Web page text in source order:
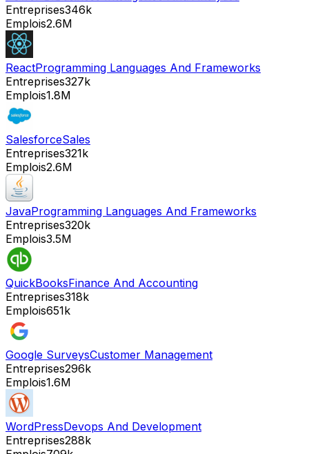
Entreprises346k
Emplois2.6M
ReactProgramming Languages And Frameworks
Entreprises327k
Emplois1.8M
SalesforceSales
Entreprises321k
Emplois2.6M
JavaProgramming Languages And Frameworks
Entreprises320k
Emplois3.5M
QuickBooksFinance And Accounting
Entreprises318k
Emplois651k
Google SurveysCustomer Management
Entreprises296k
Emplois1.6M
WordPressDevops And Development
Entreprises288k